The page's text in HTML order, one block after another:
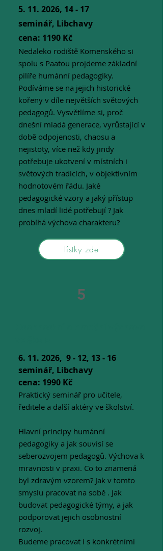
5. 11. 2026, 14 - 17
seminář, Libchavy
cena: 1190 Kč
Nedaleko rodiště Komenského si
spolu s Paatou projdeme základní
pilíře humánní pedagogiky.
Podíváme se na jejich historické
kořeny v díle největších světových
pedagogů. Vysvětlíme si, proč
dnešní mladá generace, vyrůstající v
době odpojenosti, chaosu a
nejistoty, více než kdy jindy
potřebuje ukotvení v místních i
světových tradicích, v objektivním
hodnotovém řádu. Jaké
pedagogické vzory a jaký přístup
dnes mladí lidé potřebují ? Jak
probíhá výchova charakteru?
lístky zde
5
6. 11. 2026, 9 - 12, 13 - 16
seminář, Libchavy
cena: 1990 Kč
Praktický seminář pro učitele,
ředitele a další aktéry ve školství.
Hlavní principy humánní
pedagogiky a jak souvisí se
seberozvojem pedagogů. Výchova k
mravnosti v praxi. Co to znamená
byl zdravým vzorem? Jak v tomto
smyslu pracovat na sobě . Jak
budovat pedagogické týmy, a jak
podporovat jejich osobnostní
rozvoj.
Budeme pracovat i s konkrétními